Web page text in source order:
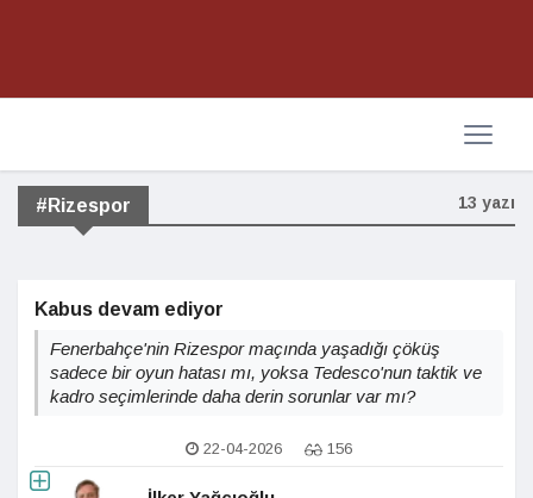
#Rizespor 13 yazı
Kabus devam ediyor
Fenerbahçe'nin Rizespor maçında yaşadığı çöküş
sadece bir oyun hatası mı, yoksa Tedesco'nun taktik ve
kadro seçimlerinde daha derin sorunlar var mı?
22-04-2026 156